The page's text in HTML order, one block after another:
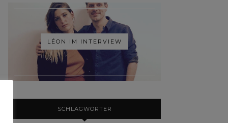
LÉON IM INTERVIEW
SCHLAGWÖRTER